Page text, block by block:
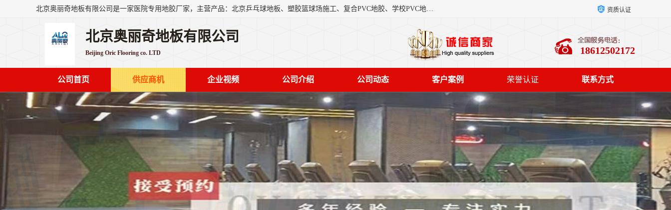
北京奥丽奇地板有限公司是一家医院专用地胶厂家，主营产品：北京乒乓球地板、塑胶篮球场施工、复合PVC地胶、学校PVC地板、幼儿园地胶等，奥丽奇是一家销售为一体PVC地板，塑胶地板为主的销售企业，公司所生产的PVC塑胶地板产品主要用于办公楼、医院、 机场、学校、幼儿园、商场、交通工具、宾馆、车站等公共场所。 资质认证
北京奥丽奇地板有限公司
Beijing Oric Flooring co. LTD 18612502172
公司首页 供应商机 企业视频 公司介绍 公司动态 客户案例 荣誉认证 联系方式